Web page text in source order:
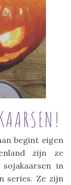
begint eigen
zijn ze
in
series. Ze zijn